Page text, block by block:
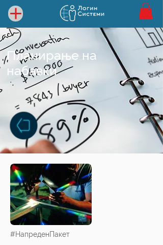
Планирање на
набавки
#НапреденПакет